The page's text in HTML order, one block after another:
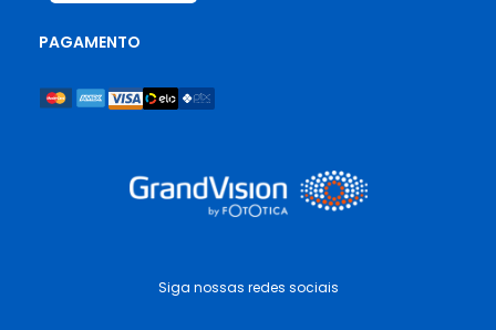
Siga nossas redes sociais
PAGAMENTO